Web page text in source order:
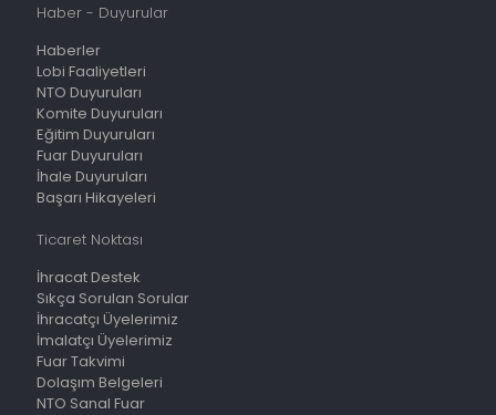
Haber - Duyurular
Haberler
Lobi Faaliyetleri
NTO Duyuruları
Komite Duyuruları
Eğitim Duyuruları
Fuar Duyuruları
İhale Duyuruları
Başarı Hikayeleri
Ticaret Noktası
İhracat Destek
Sıkça Sorulan Sorular
İhracatçı Üyelerimiz
İmalatçı Üyelerimiz
Fuar Takvimi
Dolaşım Belgeleri
NTO Sanal Fuar